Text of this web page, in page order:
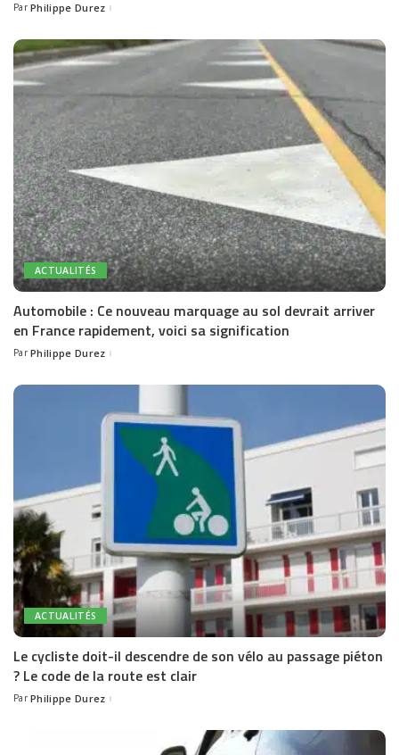
Posted
Par Philippe Durez
ACTUALITÉS
Automobile : Ce nouveau marquage au sol devrait arriver
en France rapidement, voici sa signification
Posted
Par Philippe Durez
ACTUALITÉS
Le cycliste doit-il descendre de son vélo au passage piéton
? Le code de la route est clair
Posted
Par Philippe Durez